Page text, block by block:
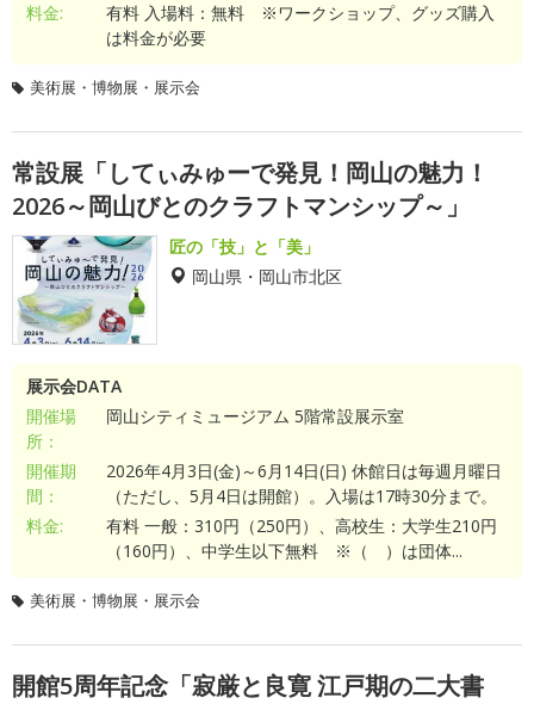
料金:
有料 入場料：無料 ※ワークショップ、グッズ購入
は料金が必要
美術展・博物展・展示会
常設展「してぃみゅーで発見！岡山の魅力！
2026～岡山びとのクラフトマンシップ～」
匠の「技」と「美」
岡山県・岡山市北区
展示会DATA
開催場
所：
岡山シティミュージアム 5階常設展示室
開催期
間：
2026年4月3日(金)～6月14日(日) 休館日は毎週月曜日
（ただし、5月4日は開館）。入場は17時30分まで。
料金:
有料 一般：310円（250円）、高校生：大学生210円
（160円）、中学生以下無料 ※（ ）は団体...
美術展・博物展・展示会
開館5周年記念「寂厳と良寛 江戸期の二大書